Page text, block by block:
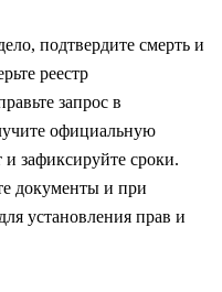
подтвердите смерть и
реестр
запрос в
официальную
зафиксируйте сроки.
документы и при
установления прав и